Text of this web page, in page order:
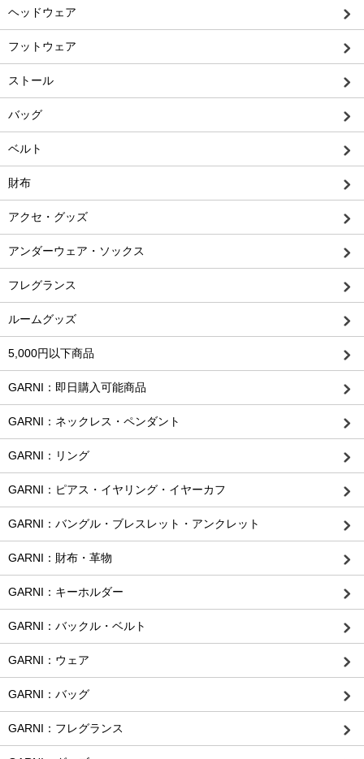
ヘッドウェア
フットウェア
ストール
バッグ
ベルト
財布
アクセ・グッズ
アンダーウェア・ソックス
フレグランス
ルームグッズ
5,000円以下商品
GARNI：即日購入可能商品
GARNI：ネックレス・ペンダント
GARNI：リング
GARNI：ピアス・イヤリング・イヤーカフ
GARNI：バングル・ブレスレット・アンクレット
GARNI：財布・革物
GARNI：キーホルダー
GARNI：バックル・ベルト
GARNI：ウェア
GARNI：バッグ
GARNI：フレグランス